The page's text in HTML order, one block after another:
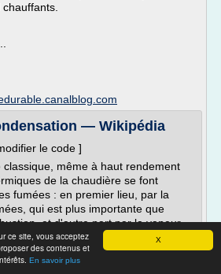
X
ce site, vous acceptez
des contenus et
En savoir plus
— Wikipédia
le code ]
classique, même à haut rendement
de la chaudière se font
fumées : en premier lieu, par la
qui est plus importante que
et d'autre part par la vapeur
ces fumées. L'eau contenue dans
de...